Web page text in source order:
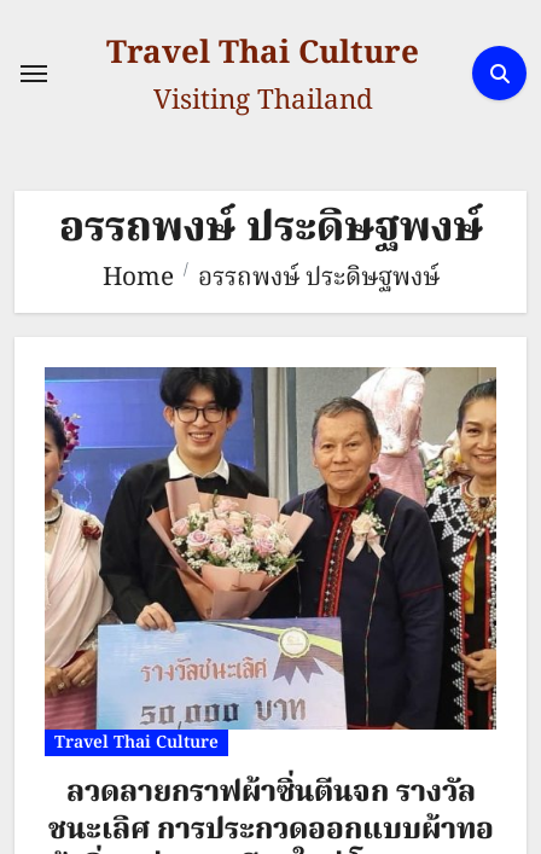
Travel Thai Culture
Visiting Thailand
อรรถพงษ์ ประดิษฐพงษ์
Home อรรถพงษ์ ประดิษฐพงษ์
Travel Thai Culture
ลวดลายกราฟผ้าซิ่นตีนจก รางวัล
ชนะเลิศ การประกวดออกแบบผ้าทอ